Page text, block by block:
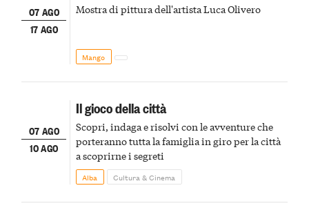
07 AGO
17 AGO
Mostra di pittura dell'artista Luca Olivero
Mango
07 AGO
10 AGO
Il gioco della città
Scopri, indaga e risolvi con le avventure che
porteranno tutta la famiglia in giro per la città
a scoprirne i segreti
Alba Cultura & Cinema